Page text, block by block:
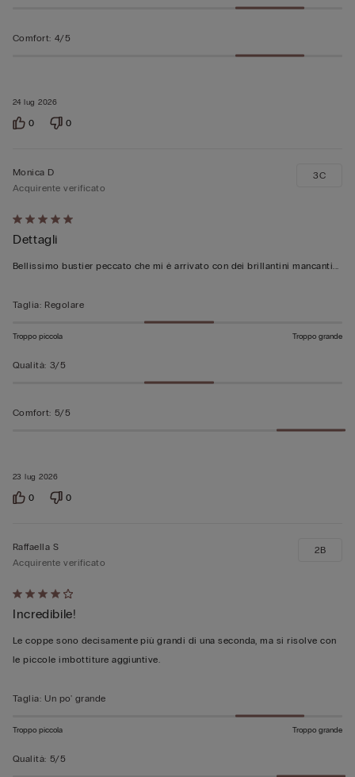
24 lug 2026
Comfort: 4/5
0 0
Valutato
5
su
23 lug 2026
Monica D
Acquirente verificato
Dettagli
Bellissimo bustier peccato che mi è arrivato con dei brillantini mancanti...
3C
Taglia: Regolare
Troppo piccola Troppo grande
Qualità: 3/5
Comfort: 5/5
0 0
Valutato
4
su
5
Raffaella S
Acquirente verificato
Incredibile!
Le coppe sono decisamente più grandi di una seconda, ma si risolve con
le piccole imbottiture aggiuntive.
2B
Taglia: Un po' grande
Troppo piccola Troppo grande
Qualità: 5/5